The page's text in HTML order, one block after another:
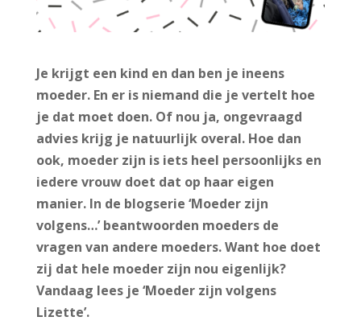
Je krijgt een kind en dan ben je ineens
moeder. En er is niemand die je vertelt hoe
je dat moet doen. Of nou ja, ongevraagd
advies krijg je natuurlijk overal. Hoe dan
ook, moeder zijn is iets heel persoonlijks en
iedere vrouw doet dat op haar eigen
manier. In de blogserie ‘Moeder zijn
volgens…’ beantwoorden moeders de
vragen van andere moeders. Want hoe doet
zij dat hele moeder zijn nou eigenlijk?
Vandaag lees je ‘Moeder zijn volgens
Lizette’.